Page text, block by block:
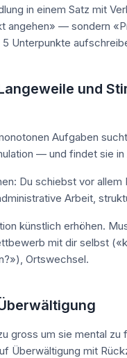
in einem Satz mit
angehen» — sondern
Unterpunkte
und
Aufgaben
— und findet sie in
Du schiebst vor allem
Arbeit,
künstlich erhöhen.
mit dir selbst
Ortswechsel.
gross um sie mental zu
Überwältigung mit